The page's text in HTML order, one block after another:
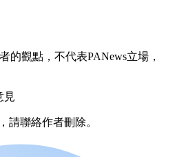
的觀點，不代表PANews立場，
見
請聯絡作者刪除。